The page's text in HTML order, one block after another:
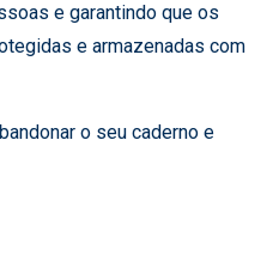
e garantindo que os
e armazenadas com
o seu caderno e